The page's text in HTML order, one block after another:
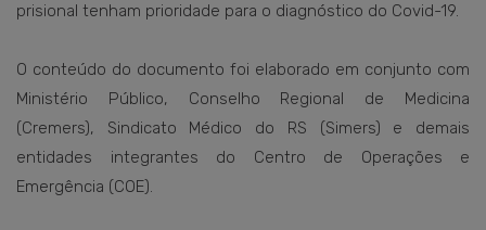
prisional tenham prioridade para o diagnóstico do Covid-19.
O conteúdo do documento foi elaborado em conjunto com
Ministério Público, Conselho Regional de Medicina
(Cremers), Sindicato Médico do RS (Simers) e demais
entidades integrantes do Centro de Operações e
Emergência (COE).